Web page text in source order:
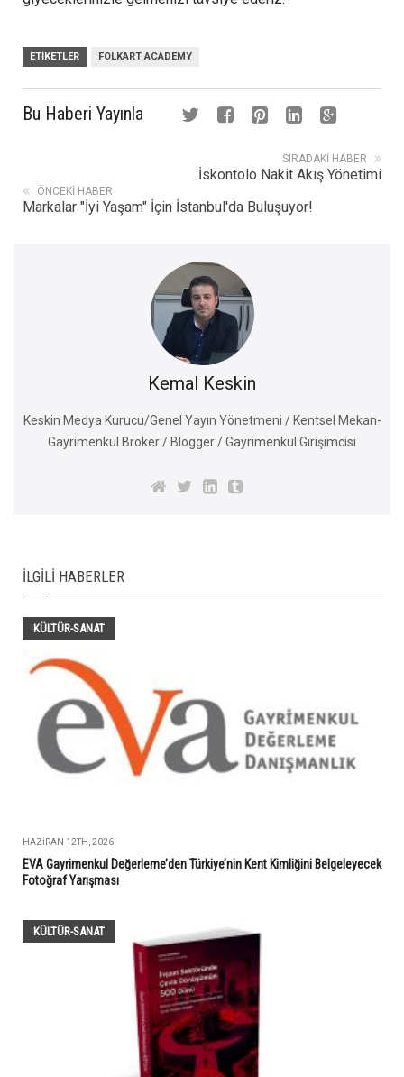
ETIKETLER FOLKART ACADEMY
Bu Haberi Yayınla
SIRADAKI HABER
İskontolo Nakit Akış Yönetimi
ÖNCEKI HABER
Markalar "İyi Yaşam" İçin İstanbul'da Buluşuyor!
Kemal Keskin
Keskin Medya Kurucu/Genel Yayın Yönetmeni / Kentsel Mekan-
Gayrimenkul Broker / Blogger / Gayrimenkul Girişimcisi
İLGILI HABERLER
KÜLTÜR-SANAT
HAZIRAN 12TH, 2026
EVA Gayrimenkul Değerleme’den Türkiye’nin Kent Kimliğini Belgeleyecek
Fotoğraf Yarışması
KÜLTÜR-SANAT